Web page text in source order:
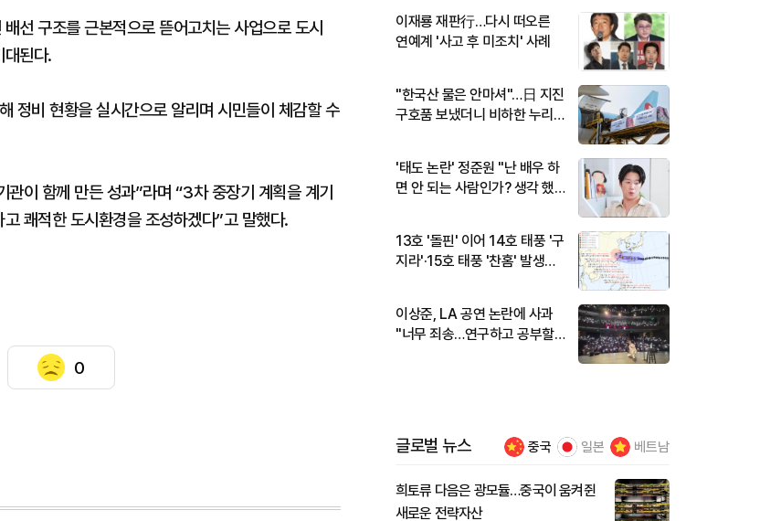
선 구조를 근본적으로 뜯어고치는 사업으로 도시
대된다.
정비 현황을 실시간으로 알리며 시민들이 체감할 수
이 함께 만든 성과”라며 “3차 중장기 계획을 계기
쾌적한 도시환경을 조성하겠다”고 말했다.
0
이재룡 재판行…다시 떠오른
연예계 '사고 후 미조치' 사례
"한국산 물은 안마셔"…日 지진
구호품 보냈더니 비하한 누리
'태도 논란' 정준원 "난 배우 하
면 안 되는 사람인가? 생각 했
13호 '돌핀' 이어 14호 태풍 '구
지라'·15호 태풍 '찬홈' 발생…
이상준, LA 공연 논란에 사과
"너무 죄송…연구하고 공부할
글로벌 뉴스 중국 일본 베트남
희토류 다음은 광모듈…중국이 움켜쥔
새로운 전략자산